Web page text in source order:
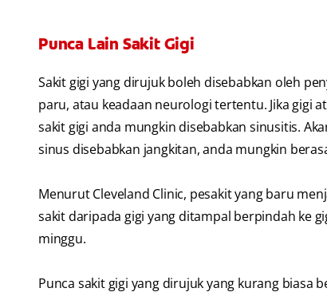
Punca Lain Sakit Gigi
Sakit gigi yang dirujuk boleh disebabkan oleh
paru, atau keadaan neurologi tertentu. Jika gigi
sakit gigi anda mungkin disebabkan sinusitis.
sinus disebabkan jangkitan, anda mungkin
Menurut Cleveland Clinic, pesakit yang baru
sakit daripada gigi yang ditampal berpindah ke
minggu.
Punca sakit gigi yang dirujuk yang kurang biasa